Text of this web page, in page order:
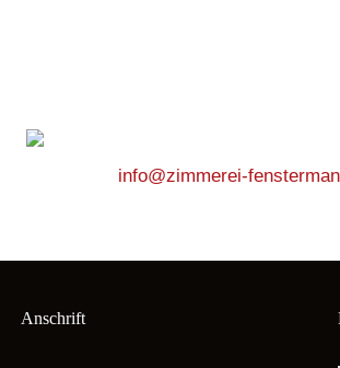
info@zimmerei-
Anschrift